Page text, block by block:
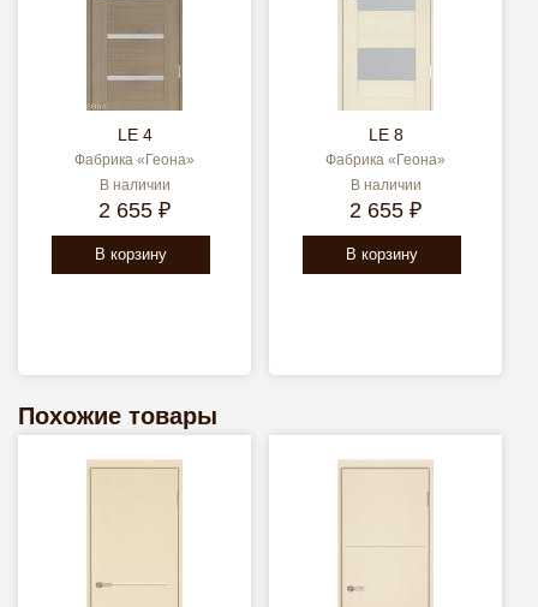
LE 4
Фабрика «Геона»
В наличии
2 655 ₽
В корзину
LE 8
Фабрика «Геона»
В наличии
2 655 ₽
В корзину
Похожие товары